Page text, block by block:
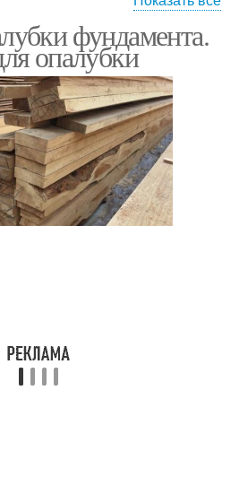
Деревянная опалубка
фундамента.
опалубки